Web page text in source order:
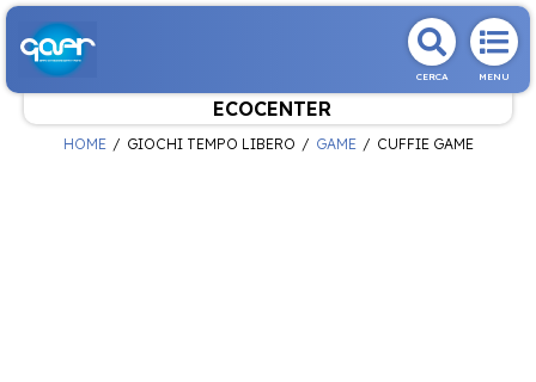
CERCA MENU
ECOCENTER
HOME GIOCHI TEMPO LIBERO GAME CUFFIE GAME